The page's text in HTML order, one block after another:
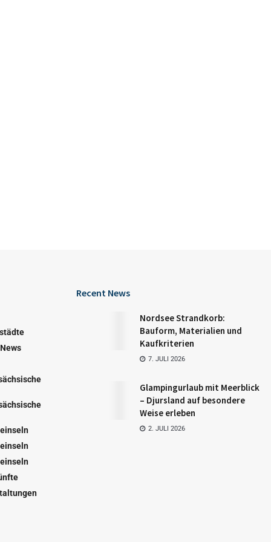
Recent News
Nordsee Strandkorb:
Bauform, Materialien und
Kaufkriterien
7. JULI 2026
Glampingurlaub mit Meerblick
– Djursland auf besondere
Weise erleben
2. JULI 2026